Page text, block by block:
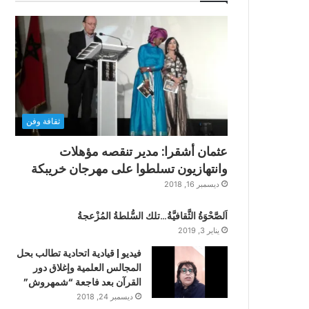
ثقافة وفن
عثمان أشقرا: مدير تنقصه مؤهلات
وانتهازيون تسلطوا على مهرجان خريبكة
ديسمبر 16, 2018
اَلصَّحْوَةُ الثَّقافيَّةُ…تلك السُّلطةُ المُزْعجةُ
يناير 3, 2019
فيديو | قيادية اتحادية تطالب بحل
المجالس العلمية وإغلاق دور
القرآن بعد فاجعة “شمهروش”
ديسمبر 24, 2018